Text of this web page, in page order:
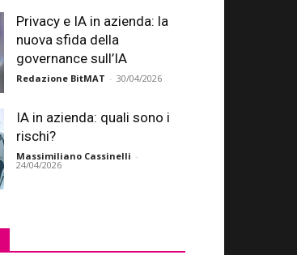
Privacy e IA in azienda: la
nuova sfida della
governance sull’IA
Redazione BitMAT - 30/04/2026
IA in azienda: quali sono i
rischi?
Massimiliano Cassinelli -
24/04/2026